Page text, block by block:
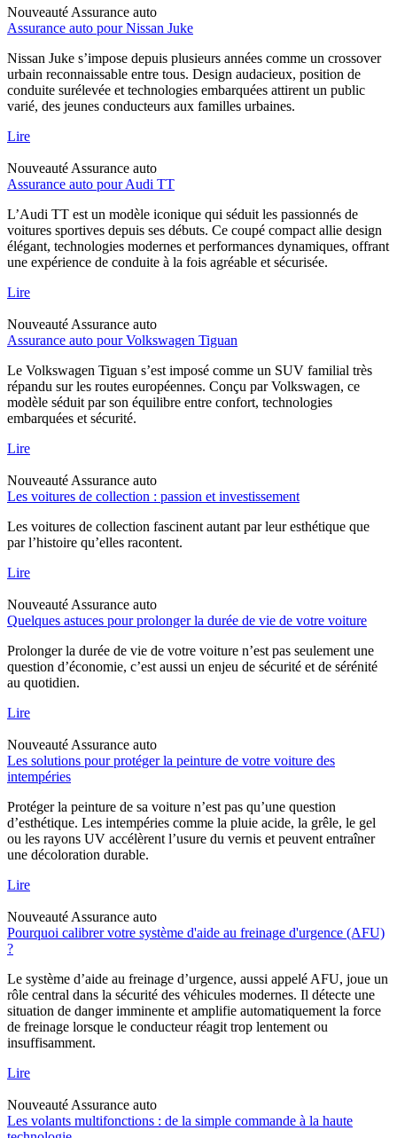
Nouveauté Assurance auto
Assurance auto pour Nissan Juke
Nissan Juke s’impose depuis plusieurs années comme un crossover
urbain reconnaissable entre tous. Design audacieux, position de
conduite surélevée et technologies embarquées attirent un public
varié, des jeunes conducteurs aux familles urbaines.
Lire
Nouveauté Assurance auto
Assurance auto pour Audi TT
L’Audi TT est un modèle iconique qui séduit les passionnés de
voitures sportives depuis ses débuts. Ce coupé compact allie design
élégant, technologies modernes et performances dynamiques, offrant
une expérience de conduite à la fois agréable et sécurisée.
Lire
Nouveauté Assurance auto
Assurance auto pour Volkswagen Tiguan
Le Volkswagen Tiguan s’est imposé comme un SUV familial très
répandu sur les routes européennes. Conçu par Volkswagen, ce
modèle séduit par son équilibre entre confort, technologies
embarquées et sécurité.
Lire
Nouveauté Assurance auto
Les voitures de collection : passion et investissement
Les voitures de collection fascinent autant par leur esthétique que
par l’histoire qu’elles racontent.
Lire
Nouveauté Assurance auto
Quelques astuces pour prolonger la durée de vie de votre voiture
Prolonger la durée de vie de votre voiture n’est pas seulement une
question d’économie, c’est aussi un enjeu de sécurité et de sérénité
au quotidien.
Lire
Nouveauté Assurance auto
Les solutions pour protéger la peinture de votre voiture des
intempéries
Protéger la peinture de sa voiture n’est pas qu’une question
d’esthétique. Les intempéries comme la pluie acide, la grêle, le gel
ou les rayons UV accélèrent l’usure du vernis et peuvent entraîner
une décoloration durable.
Lire
Nouveauté Assurance auto
Pourquoi calibrer votre système d'aide au freinage d'urgence (AFU)
?
Le système d’aide au freinage d’urgence, aussi appelé AFU, joue un
rôle central dans la sécurité des véhicules modernes. Il détecte une
situation de danger imminente et amplifie automatiquement la force
de freinage lorsque le conducteur réagit trop lentement ou
insuffisamment.
Lire
Nouveauté Assurance auto
Les volants multifonctions : de la simple commande à la haute